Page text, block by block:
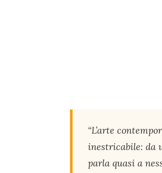
“L’arte
inestricabile: da
parla quasi a